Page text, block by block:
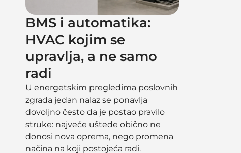
BMS i automatika:
HVAC kojim se
upravlja, a ne samo
radi
U energetskim pregledima poslovnih
zgrada jedan nalaz se ponavlja
dovoljno često da je postao pravilo
struke: najveće uštede obično ne
donosi nova oprema, nego promena
načina na koji postojeća radi.